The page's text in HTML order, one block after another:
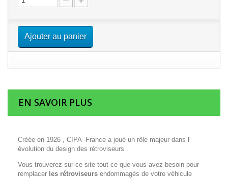
Ajouter au panier
EN SAVOIR PLUS
Créée en 1926 , CIPA -France a joué un rôle majeur dans l'
évolution du design des rétroviseurs .
Vous trouverez sur ce site tout ce que vous avez besoin pour
remplacer les rétroviseurs endommagés de votre véhicule